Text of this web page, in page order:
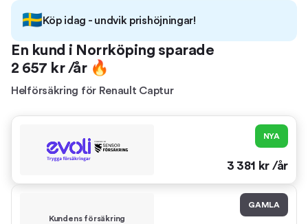
🇸🇪Köp idag - undvik prishöjningar!
En kund i Norrköping sparade
2 657 kr /år 🔥
Helförsäkring för Renault Captur
NYA
3 381 kr /år
Kundens försäkring
GAMLA